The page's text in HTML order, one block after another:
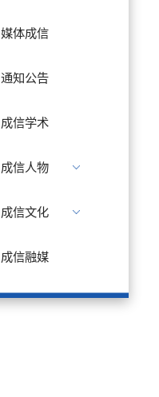
媒体成信
通知公告
成信学术
成信人物
成信文化
成信融媒